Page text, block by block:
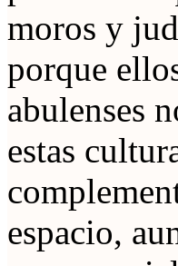
moros y
porque
abulenses
estas
espacio,